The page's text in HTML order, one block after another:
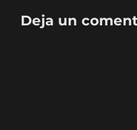
Deja un